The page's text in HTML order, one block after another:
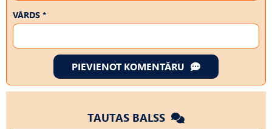
VĀRDS *
PIEVIENOT KOMENTĀRU
TAUTAS BALSS